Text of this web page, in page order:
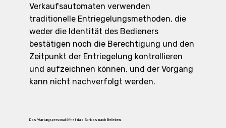
Verkaufsautomaten verwenden
traditionelle Entriegelungsmethoden, die
weder die Identität des Bedieners
bestätigen noch die Berechtigung und den
Zeitpunkt der Entriegelung kontrollieren
und aufzeichnen können, und der Vorgang
kann nicht nachverfolgt werden.
Das Wartungspersonal öffnet das Schloss nach Belieben.